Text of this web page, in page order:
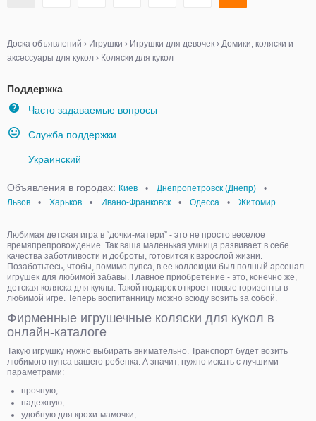
Доска объявлений › Игрушки › Игрушки для девочек › Домики, коляски и
аксессуары для кукол › Коляски для кукол
Поддержка
Часто задаваемые вопросы
Служба поддержки
Украинский
Объявления в городах: Киев • Днепропетровск (Днепр)
•
Львов
• Харьков • Ивано-Франковск • Одесса • Житомир
Любимая детская игра в “дочки-матери” - это не просто веселое
времяпрепровождение. Так ваша маленькая умница развивает в себе
качества заботливости и доброты, готовится к взрослой жизни.
Позаботьтесь, чтобы, помимо пупса, в ее коллекции был полный арсенал
игрушек для любимой забавы. Главное приобретение - это, конечно же,
детская коляска для куклы. Такой подарок откроет новые горизонты в
любимой игре. Теперь воспитанницу можно всюду возить за собой.
Фирменные игрушечные коляски для кукол в
онлайн-каталоге
Такую игрушку нужно выбирать внимательно. Транспорт будет возить
любимого пупса вашего ребенка. А значит, нужно искать с лучшими
параметрами:
прочную;
надежную;
удобную для крохи-мамочки;